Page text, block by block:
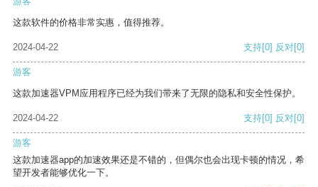
这款软件的价格非常实惠，值得推荐。
2024-04-22 支持[0] 反对[0]
游客
这款加速器VPM应用程序已经为我们带来了无限的隐私和安全性保护。
2024-04-22 支持[0] 反对[0]
游客
这款加速器app的加速效果还是不错的，但偶尔也会出现卡顿的情况，希
望开发者能够优化一下。